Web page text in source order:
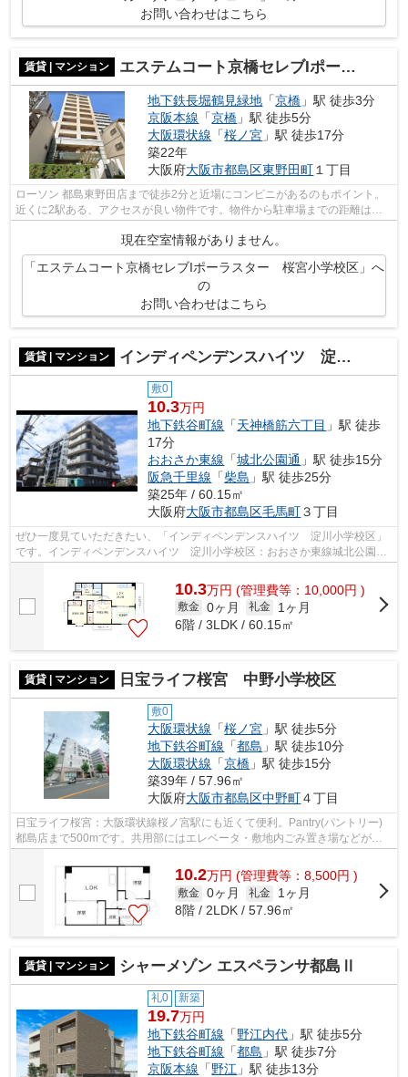
お問い合わせはこちら
賃貸 | マンション エステムコート京橋セレブIポーラスター 桜宮小学校区
地下鉄長堀鶴見緑地 「京橋 」駅 徒歩3分
京阪本線 「京橋 」駅 徒歩5分
大阪環状線 「桜ノ宮 」駅 徒歩17分
築22年
大阪府大阪市都島区東野田町 １丁目
ローソン 都島東野田店まで徒歩2分と近場にコンビニがあるのもポイント。
近くに2駅ある、アクセスが良い物件です。物件から駐車場までの距離は
現在空室情報がありません。
「エステムコート京橋セレブIポーラスター 桜宮小学校区」へ
の
お問い合わせはこちら
賃貸 | マンション インディペンデンスハイツ 淀川小学校区
敷0
10.3万円
地下鉄谷町線 「天神橋筋六丁目 」駅 徒歩
17分
おおさか東線 「城北公園通 」駅 徒歩15分
阪急千里線 「柴島 」駅 徒歩25分
築25年 / 60.15㎡
大阪府大阪市都島区毛馬町３丁目
ぜひ一度見ていただきたい、「インディペンデンスハイツ 淀川小学校区」
です。インディペンデンスハイツ 淀川小学校区：おおさか東線城北公園通
10.3万円 (管理費等：10,000円 )
敷金 0ヶ月 礼金
1ヶ月
6階 / 3LDK / 60.15㎡
賃貸 | マンション 日宝ライフ桜宮 中野小学校区
敷0
大阪環状線 「桜ノ宮 」駅 徒歩5分
地下鉄谷町線 「都島 」駅 徒歩10分
大阪環状線 「京橋 」駅 徒歩15分
築39年 / 57.96㎡
大阪府大阪市都島区中野町４丁目
日宝ライフ桜宮：大阪環状線桜ノ宮駅にも近くて便利。Pantry(パントリー)
都島店まで500mです。共用部にはエレベータ・敷地内ごみ置き場などが備
わっておりとても充実しています。徒歩...
10.2万円 (管理費等：8,500円 )
敷金 0ヶ月 礼金
1ヶ月
8階 / 2LDK / 57.96㎡
賃貸 | マンション シャーメゾン エスペランサ都島Ⅱ
礼0 新築
19.7万円
地下鉄谷町線 「野江内代 」駅 徒歩5分
地下鉄谷町線 「都島 」駅 徒歩7分
京阪本線 「野江 」駅 徒歩13分